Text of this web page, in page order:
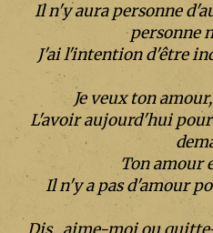
Il n'y aura personne
personne
J'ai l'intention d'être
Je veux ton
L'avoir aujourd'hui
Ton amour
Il n'y a pas d'amour